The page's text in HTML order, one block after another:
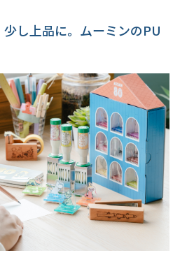
し上品に。ムーミンのPU